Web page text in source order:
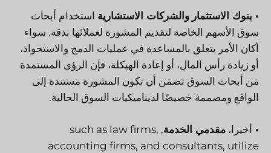
• بنوك الاستثمار والشركات الاستشارية استخدام أبحاث
سوق الأسهم الخاصة لتقديم المشورة لعملائها بدقة. سواء
أكان الأمر يتعلق بالمساعدة في عمليات الدمج والاستحواذ،
أو زيادة رأس المال، أو إعادة الهيكلة، فإن الرؤى المستمدة
من أبحاث السوق تضمن أن تكون المشورة مستندة إلى
الواقع ومصممة خصيصًا لديناميكيات السوق الحالية.
• أخيرا، مقدمي الخدمة , such as law firms,
accounting firms, and consultants, utilize